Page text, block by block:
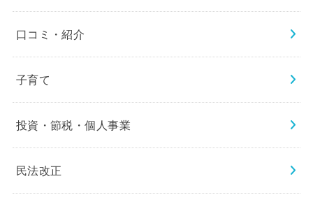
口コミ・紹介
子育て
投資・節税・個人事業
民法改正